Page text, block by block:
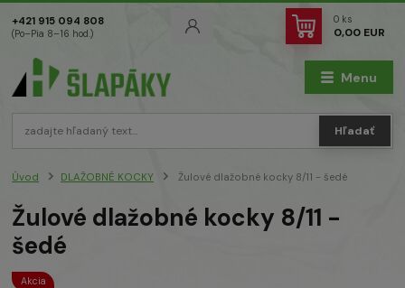
Menu
Hľadať
+421 915 094 808
(Po–Pia 8–16 hod.)
0 ks
0,00 EUR
Úvod DLAŽOBNÉ KOCKY Žulové dlažobné kocky 8/11 - šedé
Žulové dlažobné kocky 8/11 -
šedé
Akcia